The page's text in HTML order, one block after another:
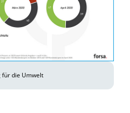
für die Umwelt